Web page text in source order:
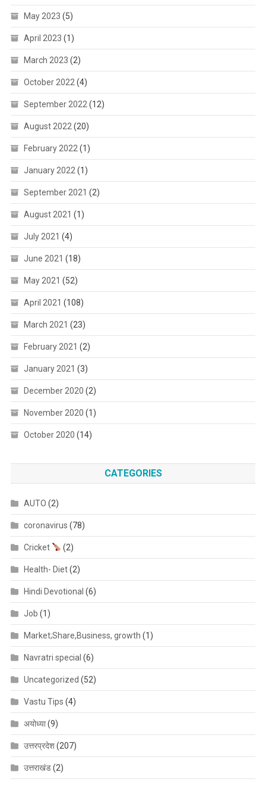
May 2023 (5)
April 2023 (1)
March 2023 (2)
October 2022 (4)
September 2022 (12)
August 2022 (20)
February 2022 (1)
January 2022 (1)
September 2021 (2)
August 2021 (1)
July 2021 (4)
June 2021 (18)
May 2021 (52)
April 2021 (108)
March 2021 (23)
February 2021 (2)
January 2021 (3)
December 2020 (2)
November 2020 (1)
October 2020 (14)
CATEGORIES
AUTO (2)
coronavirus (78)
Cricket (2)
Health- Diet(2)
Hindi Devotional (6)
Job (1)
Market;Share,Business, growth (1)
Navratri special (6)
Uncategorized (52)
Vastu Tips (4)
अयोध्या(9)
उत्तरप्रदेश(207)
उत्तराखंड(2)